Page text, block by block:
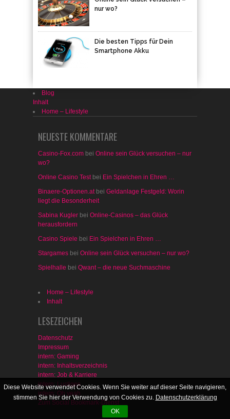
nur wo?
Die besten Tipps für Dein
Smartphone Akku
Blog
Inhalt
Home – Lifestyle
NEUESTE KOMMENTARE
Casino-Fox.com bei Online sein Glück versuchen – nur
wo?
Online Casino Testbei Ein Spielchen in Ehren …
Binaere-Optionen.atbei Geldanlage Festgeld: Worin
liegt die Besonderheit
Sabina Kugler bei Online-Casinos – das Glück
herausfordern
Casino Spiele bei Ein Spielchen in Ehren …
Stargames bei Online sein Glück versuchen – nur wo?
Spielhalle bei Qwant – die neue Suchmaschine
Home – Lifestyle
Inhalt
LESEZEICHEN
Datenschutz
Impressum
intern: Gaming
intern: Inhaltsverzeichnis
intern: Job & Karriere
intern: Lustiges
intern: Oh yeah
Zum Social Bookmark-Dienst
Diese Website verwendet Cookies. Wenn Sie weiter auf dieser Seite navigieren,
stimmen Sie hier der Verwendung von Cookies zu. Datenschutzerklärung
OK